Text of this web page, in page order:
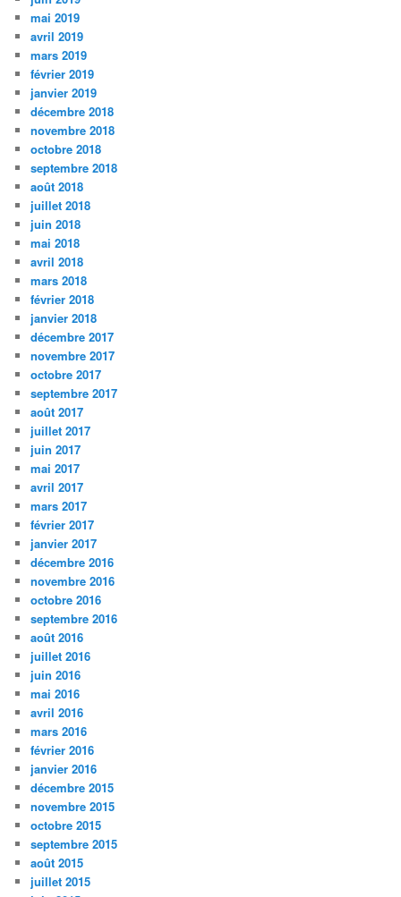
mai 2019
avril 2019
mars 2019
février 2019
janvier 2019
décembre 2018
novembre 2018
octobre 2018
septembre 2018
août 2018
juillet 2018
juin 2018
mai 2018
avril 2018
mars 2018
février 2018
janvier 2018
décembre 2017
novembre 2017
octobre 2017
septembre 2017
août 2017
juillet 2017
juin 2017
mai 2017
avril 2017
mars 2017
février 2017
janvier 2017
décembre 2016
novembre 2016
octobre 2016
septembre 2016
août 2016
juillet 2016
juin 2016
mai 2016
avril 2016
mars 2016
février 2016
janvier 2016
décembre 2015
novembre 2015
octobre 2015
septembre 2015
août 2015
juillet 2015